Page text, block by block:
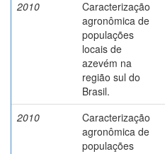
2010
Caracterização
agronômica de
populações
locais de
azevém na
região sul do
Brasil.
2010
Caracterização
agronômica de
populações